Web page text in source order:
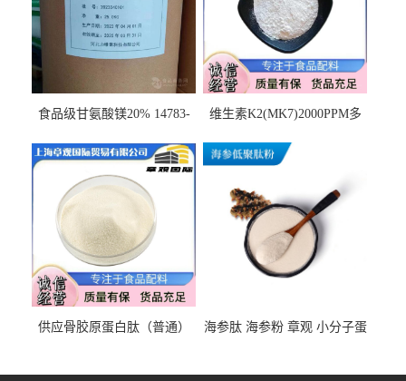
食品级甘氨酸镁20% 14783-
饮料 20%
维生素K2(MK7)2000PPM多
应
供应骨胶原蛋白肽（普通）
海参肽 海参粉 章观 小分子蛋